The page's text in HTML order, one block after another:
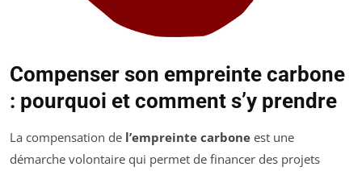
Compenser son empreinte carbone
: pourquoi et comment s’y prendre
La compensation de l’empreinte carbone est une
démarche volontaire qui permet de financer des projets